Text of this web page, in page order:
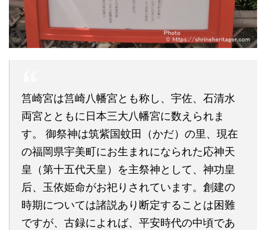
筥崎宮は筥崎八幡宮とも称し、宇佐、石清水
両宮とともに日本三大八幡宮に数えられま
す。 御祭神は筑紫国蚊田（かだ）の里、現在
の福岡県宇美町にお生まれになられた応神天
皇（第十五代天皇）を主祭神として、神功皇
后、玉依姫命がお祀りされています。創建の
時期については諸説あり断定することは困難
ですが、古録によれば、平安時代の中頃であ